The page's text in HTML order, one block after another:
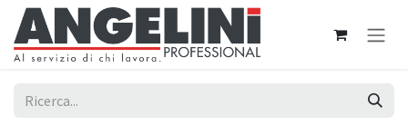
Passa al contenuto